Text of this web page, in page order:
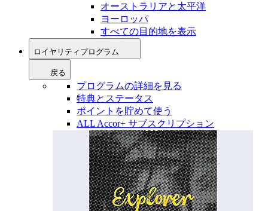
オーストラリアと太平洋
ヨーロッパ
すべての目的地を表示
ロイヤリティプログラム
戻る
プログラムの詳細を見る
特典とステータス
ポイントを貯めて使う
ALL Accor+ サブスクリプション